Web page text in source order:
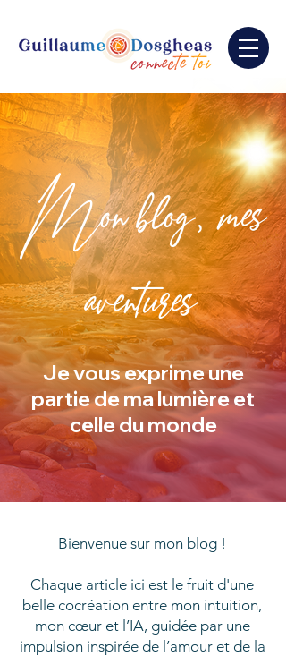
Mon blog, mes
aventures
Je vous exprime une
partie de ma lumière et
celle du monde
Bienvenue sur mon blog !
Chaque article ici est le fruit d'une
belle cocréation entre mon intuition,
mon cœur et l’IA, guidée par une
impulsion inspirée de l’amour et de la